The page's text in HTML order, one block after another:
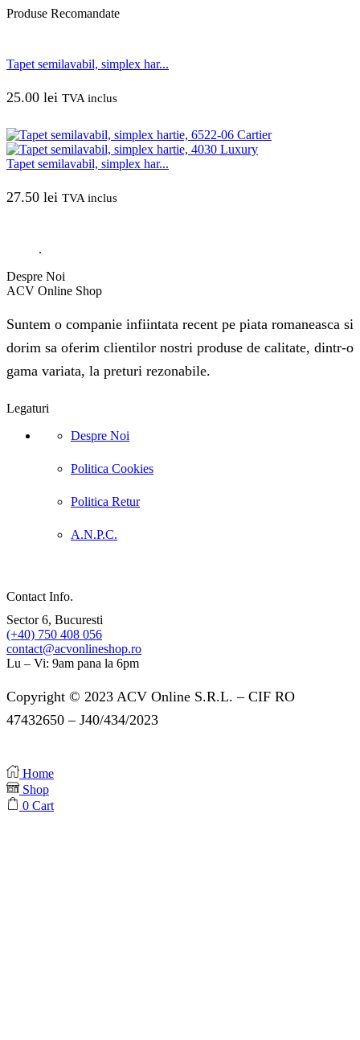
Produse Recomandate
Tapet semilavabil, simplex har...
25.00 lei TVA inclus
Tapet semilavabil, simplex har...
27.50 lei TVA inclus
.
Despre Noi
ACV Online Shop
Suntem o companie infiintata recent pe piata romaneasca si
dorim sa oferim clientilor nostri produse de calitate, dintr-o
gama variata, la preturi rezonabile.
Legaturi
Despre Noi
Politica Cookies
Politica Retur
A.N.P.C.
Contact Info.
Sector 6, Bucuresti
(+40) 750 408 056
contact@acvonlineshop.ro
Lu – Vi: 9am pana la 6pm
Copyright © 2023 ACV Online S.R.L. – CIF RO
47432650 – J40/434/2023
Home
Shop
0 Cart